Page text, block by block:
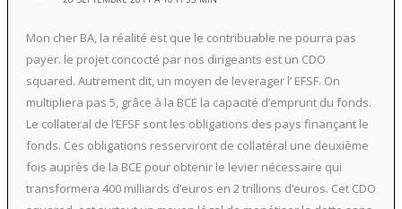
Mon cher BA, la réalité est que le contribuable ne pourra pas
payer. le projet concocté par nos dirigeants est un CDO
squared. Autrement dit, un moyen de leverager l’ EFSF. On
multipliera pas 5, grâce à la BCE la capacité d’emprunt du fonds.
Le collateral de l’EFSF sont les obligations des pays finançant le
fonds. Ces obligations resserviront de collatéral une deuxième
fois auprès de la BCE pour obtenir le levier nécessaire qui
transformera 400 milliards d’euros en 2 trillions d’euros. Cet CDO